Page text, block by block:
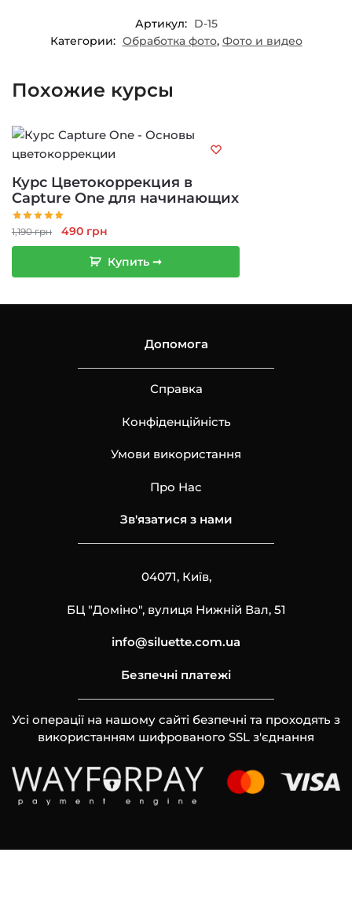
Артикул: D-15
Категории: Обработка фото, Фото и видео
Похожие курсы
Курс Цветокоррекция в
Capture One для начинающих
1,190грн
Первоначальная
цена
составляла
1,190 грн.
490 грн
цена:
490 грн.
Купить ➞
Допомога
Справка
Конфіденційність
Умови використання
Про Нас
Зв'язатися з нами
04071, Київ,
БЦ "Доміно", вулиця Нижній Вал, 51
info@siluette.com.ua
Безпечні платежі
Усі операції на нашому сайті безпечні та проходять з
використанням шифрованого SSL з'єднання